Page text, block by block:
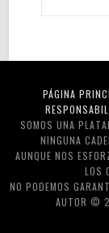
PÁGINA
SOMOS UNA
NINGUNA
AUNQUE NOS
LOS
NO PODEMOS
AUTOR ©